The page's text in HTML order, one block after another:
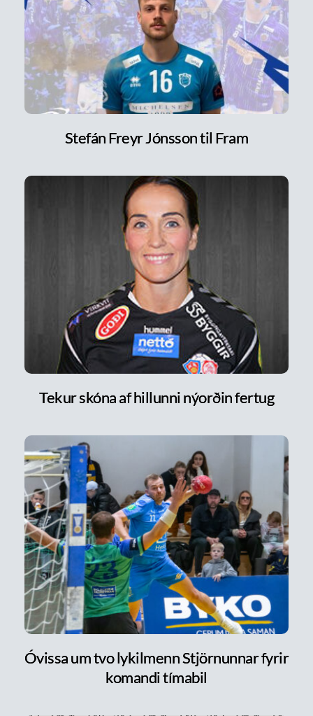
Stefán Freyr Jónsson til Fram
Tekur skóna af hillunni nýorðin fertug
Óvissa um tvo lykilmenn Stjörnunnar fyrir
komandi tímabil